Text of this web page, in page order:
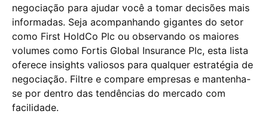
negociação para ajudar você a tomar decisões mais
informadas. Seja acompanhando gigantes do setor
como First HoldCo Plc ou observando os maiores
volumes como Fortis Global Insurance Plc, esta lista
oferece insights valiosos para qualquer estratégia de
negociação. Filtre e compare empresas e mantenha-
se por dentro das tendências do mercado com
facilidade.